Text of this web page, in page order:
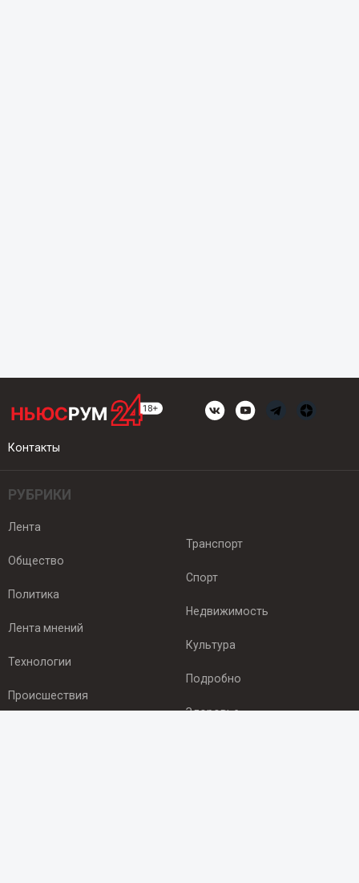
Контакты
РУБРИКИ
Лента
Общество
Политика
Лента мнений
Технологии
Происшествия
Транспорт
Спорт
Недвижимость
Культура
Подробно
Здоровье